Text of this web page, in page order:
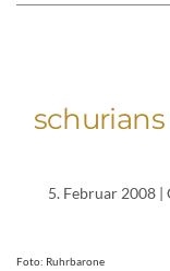
5. Februar 2008|
Foto: Ruhrbarone